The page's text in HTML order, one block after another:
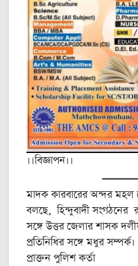
।।বিজ্ঞাপন।।
মাদক কারবারের অন্দর
বলছে, হিন্দুবাদী সংগঠনের
সঙ্গে উত্তর জেলার শাসক
প্রতিনিধির সঙ্গে মধুর
প্রাক্তন পুলিশ কর্তা